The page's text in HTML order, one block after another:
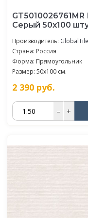
Серый 50x100
Производитель: GlobalTile
Страна: Россия
Форма: Прямоугольник
Размер: 50x100 см.
2 390 руб.
– +